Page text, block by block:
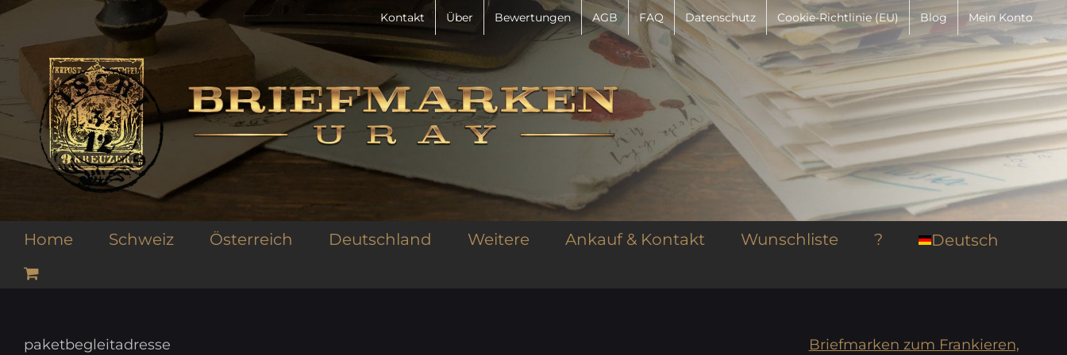
Zum
springen
Kontakt Über Bewertungen AGB FAQ Datenschutz Cookie-Richtlinie (EU) Blog Mein Konto
Home Schweiz Österreich Deutschland Weitere Ankauf & Kontakt Wunschliste ? Deutsch
paketbegleitadresse
Briefmarken zum Frankieren,